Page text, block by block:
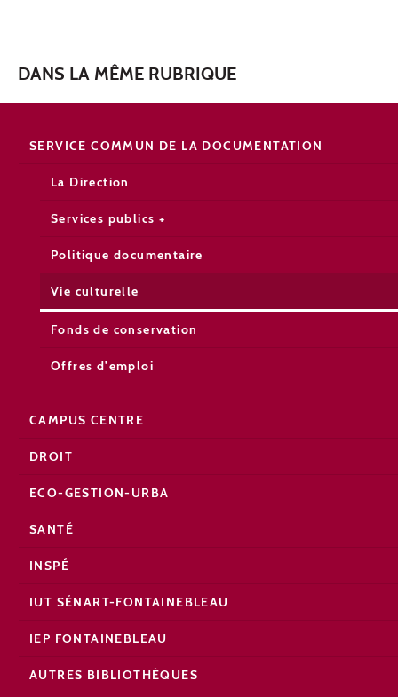
DANS LA MÊME RUBRIQUE
SERVICE COMMUN DE LA DOCUMENTATION
La Direction
Services publics +
Politique documentaire
Vie culturelle
Fonds de conservation
Offres d'emploi
CAMPUS CENTRE
DROIT
ECO-GESTION-URBA
SANTÉ
INSPÉ
IUT SÉNART-FONTAINEBLEAU
IEP FONTAINEBLEAU
AUTRES BIBLIOTHÈQUES